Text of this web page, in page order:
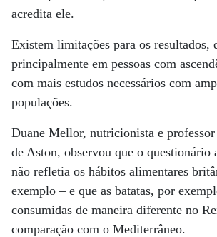
acredita ele.
Existem limitações para os resultados,
principalmente em pessoas com
com mais estudos necessários com
populações.
Duane Mellor, nutricionista e
de Aston, observou que o questionário
não refletia os hábitos alimentares
exemplo – e que as batatas, por
consumidas de maneira diferente no
comparação com o Mediterrâneo.